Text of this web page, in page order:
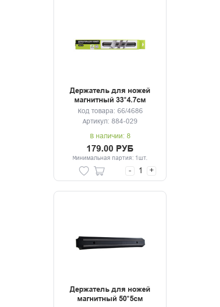
Держатель для ножей
магнитный 33*4.7см
Код товара: 66/4686
Артикул: 884-029
В наличии: 8
179.00 РУБ
Минимальная партия: 1шт.
- +
Держатель для ножей
магнитный 50*5см